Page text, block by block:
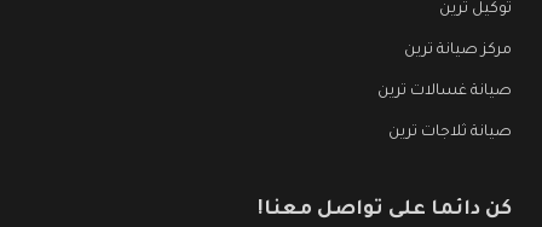
توكيل ترين
مركز صيانة ترين
صيانة غسالات ترين
صيانة ثلاجات ترين
كن دائما على تواصل معنا!